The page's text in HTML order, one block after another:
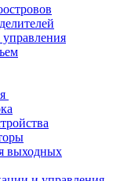
выходных